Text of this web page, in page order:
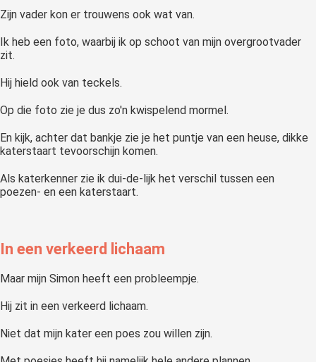
Zijn vader kon er trouwens ook wat van.
Ik heb een foto, waarbij ik op schoot van mijn overgrootvader
zit.
Hij hield ook van teckels.
Op die foto zie je dus zo'n kwispelend mormel.
En kijk, achter dat bankje zie je het puntje van een heuse, dikke
katerstaart tevoorschijn komen.
Als katerkenner zie ik dui-de-lijk het verschil tussen een
poezen- en een katerstaart.
In een verkeerd lichaam
Maar mijn Simon heeft een probleempje.
Hij zit in een verkeerd lichaam.
Niet dat mijn kater een poes zou willen zijn.